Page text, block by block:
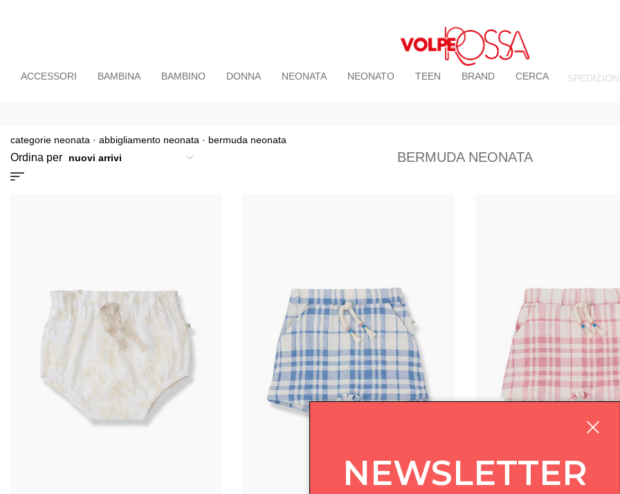
ACCESSORI BAMBINA BAMBINO DONNA NEONATA NEONATO TEEN BRAND CERCA
categorie neonata · abbigliamento neonata · bermuda neonata
Ordina per BERMUDA NEONATA
NEWSLETTER